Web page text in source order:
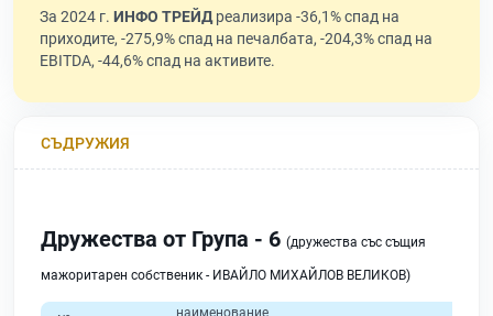
За 2024 г. ИНФО ТРЕЙДреализира -36,1% спад на
приходите, -275,9% спад на печалбата, -204,3% спад на
EBITDA, -44,6% спад на активите.
СЪДРУЖИЯ
Дружества от Група - 6 (дружества със същия
мажоритарен собственик - ИВАЙЛО МИХАЙЛОВ ВЕЛИКОВ)